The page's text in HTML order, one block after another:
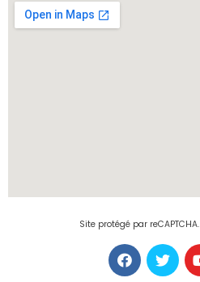
Site protégé par reCAPTCHA.